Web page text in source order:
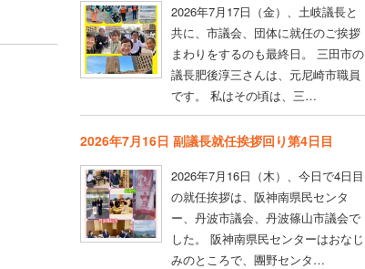
2026年7月17日（金）、土岐議長と
共に、市議会、団体に就任のご挨拶
まわりをするのも最終日。 三田市の
議長肥後淳三さんは、元尼崎市職員
です。 私はその頃は、三…
2026年7月16日 副議長就任挨拶回り第4日目
2026年7月16日（木）、今日で4日目
の就任挨拶は、阪神南県民センタ
ー、丹波市議会、丹波篠山市議会で
した。 阪神南県民センターはおなじ
みのところで、團野センタ…